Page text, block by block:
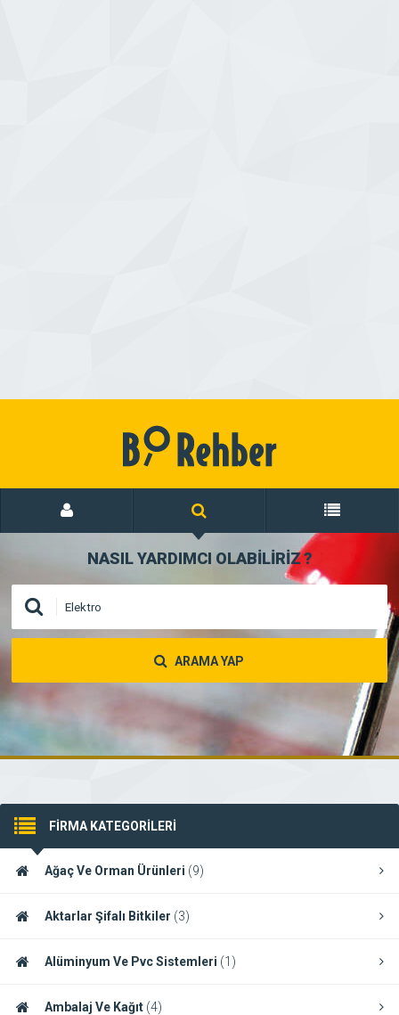
NASIL YARDIMCI OLABİLİRİZ?
ARAMA YAP
FİRMA KATEGORİLERİ
Ağaç Ve Orman Ürünleri (9)
Aktarlar Şifalı Bitkiler (3)
Alüminyum Ve Pvc Sistemleri (1)
Ambalaj Ve Kağıt (4)